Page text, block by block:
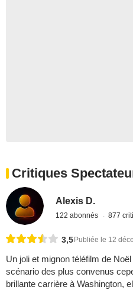
Critiques
Alexis D.
122 abonnés 877
3,5 Publiée le 12
Un joli et mignon téléfilm de
scénario des plus convenus
brillante carrière à Washington,